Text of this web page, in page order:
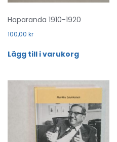
Haparanda 1910-1920
100,00 kr
Lägg till i varukorg